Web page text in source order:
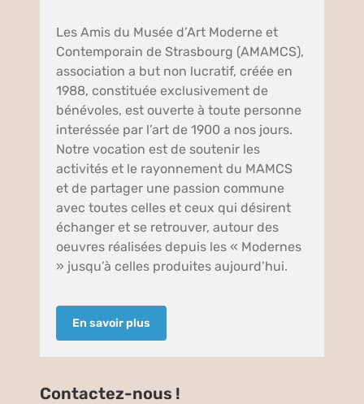
Les Amis du Musée d’Art Moderne et
Contemporain de Strasbourg (AMAMCS),
association a but non lucratif, créée en
1988, constituée exclusivement de
bénévoles, est ouverte à toute personne
interéssée par l’art de 1900 a nos jours.
Notre vocation est de soutenir les
activités et le rayonnement du MAMCS
et de partager une passion commune
avec toutes celles et ceux qui désirent
échanger et se retrouver, autour des
oeuvres réalisées depuis les « Modernes
» jusqu’à celles produites aujourd’hui.
En savoir plus
Contactez-nous !